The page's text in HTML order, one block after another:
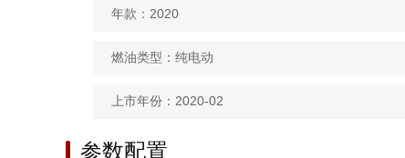
年款：2020
燃油类型：纯电动
上市年份：2020-02
参数配置